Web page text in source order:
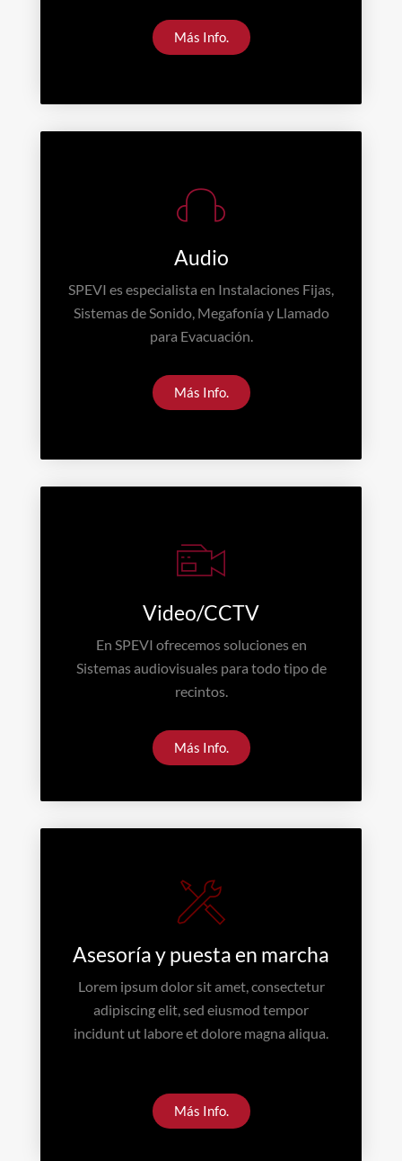
Más Info.
Audio
SPEVI es especialista en Instalaciones Fijas,
Sistemas de Sonido, Megafonía y Llamado
para Evacuación.
Más Info.
Video/CCTV
En SPEVI ofrecemos soluciones en
Sistemas audiovisuales para todo tipo de
recintos.
Más Info.
Asesoría y puesta en marcha
Lorem ipsum dolor sit amet, consectetur
adipiscing elit, sed eiusmod tempor
incidunt ut labore et dolore magna aliqua.
Más Info.